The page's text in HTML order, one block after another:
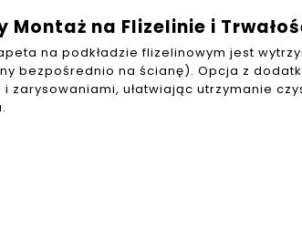
Montaż na Flizelinie i
na podkładzie flizelinowym jest
bezpośrednio na ścianę). Opcja z
zarysowaniami, ułatwiając utrzymanie